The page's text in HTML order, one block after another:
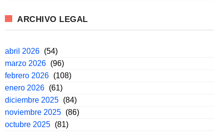
ARCHIVO LEGAL
abril 2026 (54)
marzo 2026 (96)
febrero 2026 (108)
enero 2026 (61)
diciembre 2025 (84)
noviembre 2025 (86)
octubre 2025 (81)